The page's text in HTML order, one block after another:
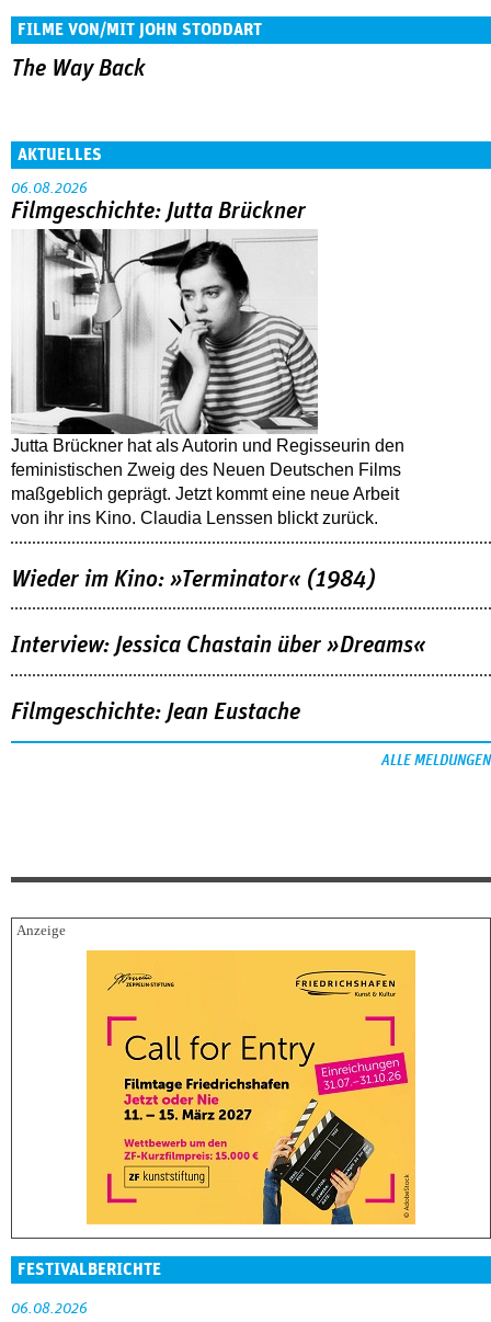
FILME VON/MIT JOHN STODDART
The Way Back
AKTUELLES
06.08.2026
Filmgeschichte: Jutta Brückner
Jutta Brückner hat als Autorin und Regisseurin den
feministischen Zweig des Neuen Deutschen Films
maßgeblich geprägt. Jetzt kommt eine neue Arbeit
von ihr ins Kino. Claudia Lenssen blickt zurück.
Wieder im Kino: »Terminator« (1984)
Interview: Jessica Chastain über »Dreams«
Filmgeschichte: Jean Eustache
ALLE MELDUNGEN
FESTIVALBERICHTE
06.08.2026